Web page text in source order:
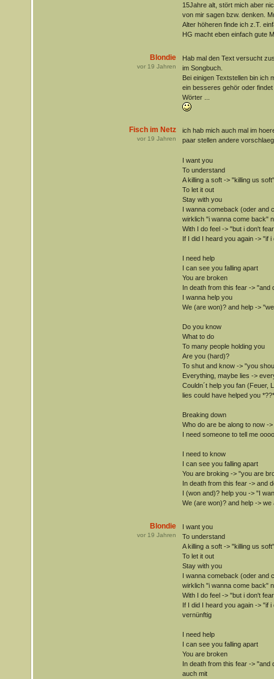
15Jahre alt, stört mich aber
von mir sagen bzw. denken.
Alter höheren finde ich z.T.
HG macht eben einfach gute
Blondie
vor 19 Jahren
Hab mal den Text versucht
im Songbuch.
Bei einigen Textstellen bin ich
ein besseres gehör oder
Wörter ...
Fisch im Netz
vor 19 Jahren
ich hab mich auch mal im
paar stellen andere
I want you
To understand
A killing a soft -> "killing us
To let it out
Stay with you
I wanna comeback (oder and
wirklich "i wanna come back"
With I do feel -> "but i don't
If I did I heard you again -> "if
I need help
I can see you falling apart
You are broken
In death from this fear -> "and
I wanna help you
We (are won)? and help ->
Do you know
What to do
To many people holding you
Are you (hard)?
To shut and know -> "you
Everything, maybe lies ->
Couldn´t help you fan (Feuer,
lies could have helped you
Breaking down
Who do are be along to now -
I need someone to tell me
I need to know
I can see you falling apart
You are broking -> "you are
In death from this fear -> and
I (won and)? help you -> "I
We (are won)? and help -> we
Blondie
vor 19 Jahren
I want you
To understand
A killing a soft -> "killing us
To let it out
Stay with you
I wanna comeback (oder and
wirklich "i wanna come back"
With I do feel -> "but i don't
If I did I heard you again -> "if
vernünftig
I need help
I can see you falling apart
You are broken
In death from this fear ->
auch mit